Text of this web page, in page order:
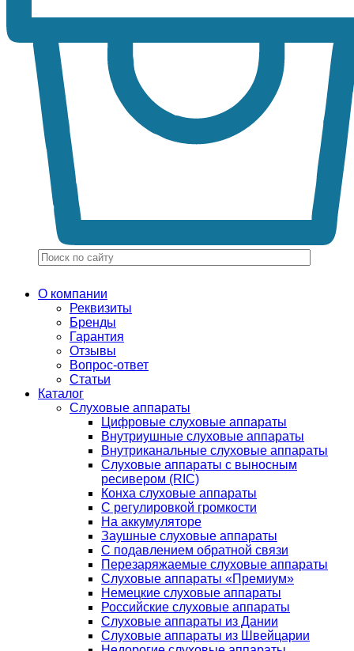
О компании
Реквизиты
Бренды
Гарантия
Отзывы
Вопрос-ответ
Статьи
Каталог
Слуховые аппараты
Цифровые слуховые аппараты
Внутриушные слуховые аппараты
Внутриканальные слуховые аппараты
Слуховые аппараты с выносным
ресивером (RIC)
Конха слуховые аппараты
С регулировкой громкости
На аккумуляторе
Заушные слуховые аппараты
C подавлением обратной связи
Перезаряжаемые слуховые аппараты
Слуховые аппараты «Премиум»
Немецкие слуховые аппараты
Российские слуховые аппараты
Слуховые аппараты из Дании
Слуховые аппараты из Швейцарии